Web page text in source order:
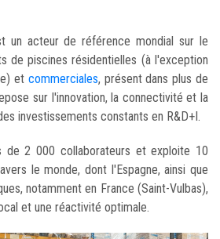
un acteur de référence mondial sur le
de piscines résidentielles (à l'exception
et commerciales, présent dans plus de
sur l'innovation, la connectivité et la
investissements constants en R&D+I.
de 2 000 collaborateurs et exploite 10
le monde, dont l'Espagne, ainsi que
notamment en France (Saint-Vulbas),
et une réactivité optimale.